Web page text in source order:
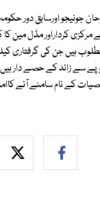
جونیجو اورسابق دور
کرداراور مڈل مین کا
ہیں جن کی گرفتاری
زائد کے حصے دار
کے نام سامنے آنے